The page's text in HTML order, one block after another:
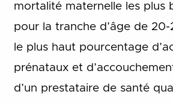
mortalité maternelle les plus
pour la tranche d’âge de
le plus haut pourcentage
prénataux et
d’un prestataire de santé